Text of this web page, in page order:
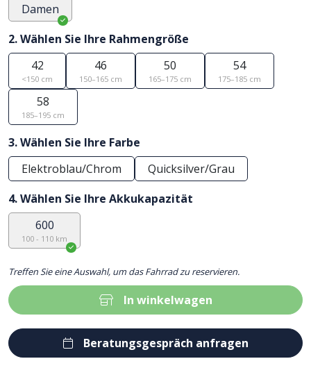
Damen
2. Wählen Sie Ihre Rahmengröße
42
<150 cm
46
150–165 cm
50
165–175 cm
54
175–185 cm
58
185–195 cm
3. Wählen Sie Ihre Farbe
Elektroblau/Chrom
Quicksilver/Grau
4. Wählen Sie Ihre Akkukapazität
600
100 - 110 km
Treffen Sie eine Auswahl, um das Fahrrad zu reservieren.
In winkelwagen
Beratungsgespräch anfragen